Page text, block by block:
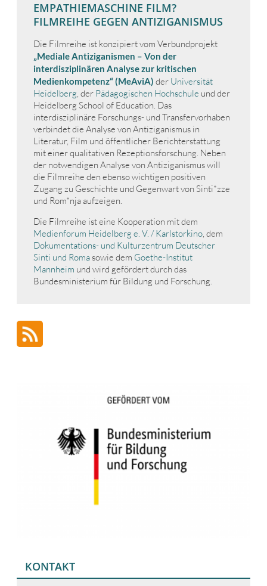
EMPATHIEMASCHINE FILM?
FILMREIHE GEGEN ANTIZIGANISMUS
Die Filmreihe ist konzipiert vom Verbundprojekt
„Mediale Antiziganismen – Von der
interdisziplinären Analyse zur kritischen
Medienkompetenz“ (MeAviA) der Universität
Heidelberg , der Pädagogischen Hochschule und der
Heidelberg School of Education. Das
interdisziplinäre Forschungs- und Transfervorhaben
verbindet die Analyse von Antiziganismus in
Literatur, Film und öffentlicher Berichterstattung
mit einer qualitativen Rezeptionsforschung. Neben
der notwendigen Analyse von Antiziganismus will
die Filmreihe den ebenso wichtigen positiven
Zugang zu Geschichte und Gegenwart von Sinti*zze
und Rom*nja aufzeigen.
Die Filmreihe ist eine Kooperation mit dem
Medienforum Heidelberg e. V. / Karlstorkino, dem
Dokumentations- und Kulturzentrum Deutscher
Sinti und Roma sowie dem Goethe-Institut
Mannheim und wird gefördert durch das
Bundesministerium für Bildung und Forschung.
KONTAKT